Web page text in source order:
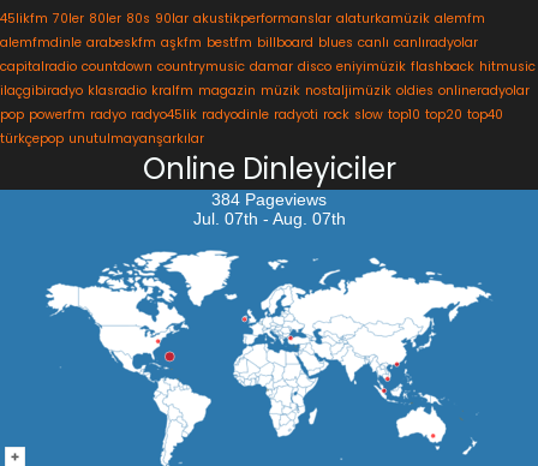
45likfm 70ler 80ler 80s 90lar akustikperformanslar alaturkamüzik alemfm
alemfmdinle arabeskfm aşkfm bestfm billboard blues canlı canlıradyolar
capitalradio countdown countrymusic damar disco eniyimüzik flashback hitmusic
ilaçgibiradyo klasradio kralfm magazin müzik nostaljimüzik oldies onlineradyolar
pop powerfm radyo radyo45lik radyodinle radyoti rock slow top10 top20 top40
türkçepop unutulmayanşarkılar
Online Dinleyiciler
384 Pageviews
Jul. 07th - Aug. 07th